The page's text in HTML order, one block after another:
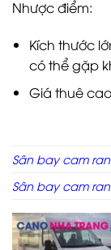
Nhược điểm:
Kích thước
có thể gặp
Giá thuê
Sân bay cam
Sân bay cam